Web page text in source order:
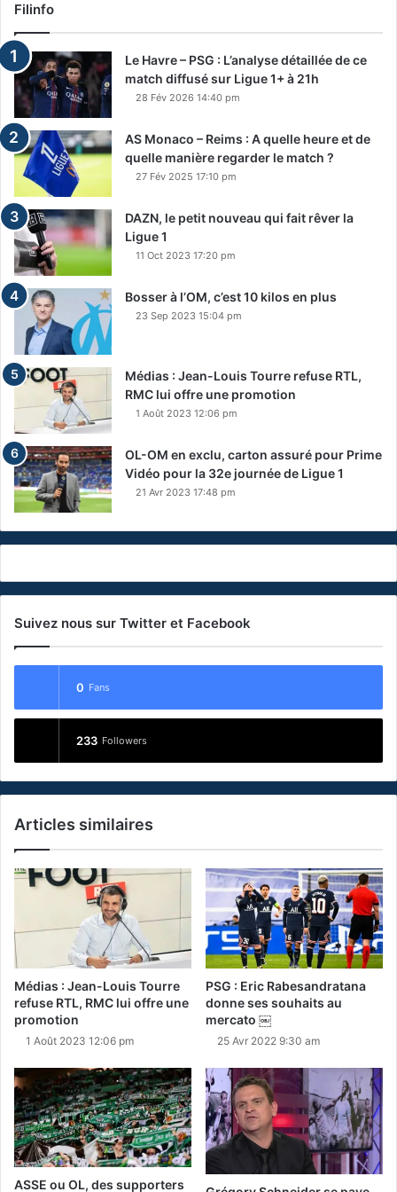
Filinfo
Le Havre – PSG : L’analyse détaillée de ce
match diffusé sur Ligue 1+ à 21h
28 Fév 2026 14:40 pm
AS Monaco – Reims : A quelle heure et de
quelle manière regarder le match ?
27 Fév 2025 17:10 pm
DAZN, le petit nouveau qui fait rêver la
Ligue 1
11 Oct 2023 17:20 pm
Bosser à l’OM, c’est 10 kilos en plus
23 Sep 2023 15:04 pm
Médias : Jean-Louis Tourre refuse RTL,
RMC lui offre une promotion
1 Août 2023 12:06 pm
OL-OM en exclu, carton assuré pour Prime
Vidéo pour la 32e journée de Ligue 1
21 Avr 2023 17:48 pm
Suivez nous sur Twitter et Facebook
0 Fans
233 Followers
Articles similaires
Médias : Jean-Louis Tourre
refuse RTL, RMC lui offre une
promotion
1 Août 2023 12:06 pm
PSG : Eric Rabesandratana
donne ses souhaits au
mercato ￼
25 Avr 2022 9:30 am
ASSE ou OL, des supporters